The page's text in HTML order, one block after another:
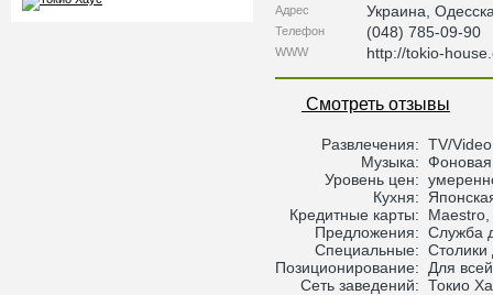
Адрес Украина
Телефон (048) 785-09-90
WWW http://tokio-
Смотреть отзывы
Развлечения: TV/
Музыка: Фоновая
Уровень цен:
Кухня:
Кредитные карты:
Предложения: Служба
Специальные: Столики
Позиционирование:
Для
Сеть заведений: Токио